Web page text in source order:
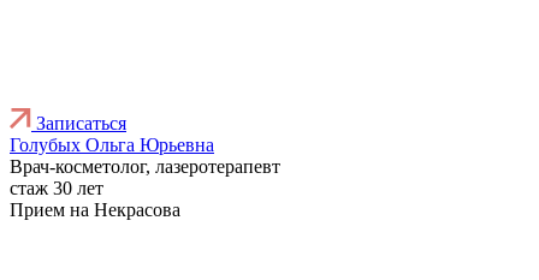
Записаться
Голубых Ольга Юрьевна
Врач-косметолог, лазеротерапевт
стаж 30 лет
Прием на Некрасова